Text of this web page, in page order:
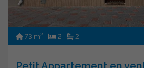
73 m2 2 2